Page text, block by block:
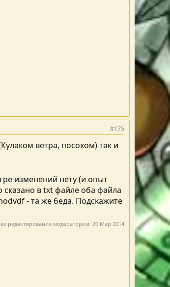
#175
ветра, посохом) так и
изменений нету (и опыт
в txt файле оба файла
- та же беда. Подскажите
редактирование модератором: 20 Мар 2014